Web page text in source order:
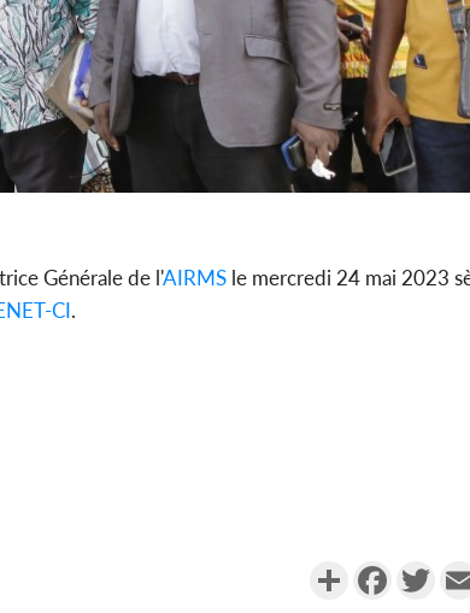
Générale de l'AIRMS le mercredi 24 mai 2023
CI.
Partager